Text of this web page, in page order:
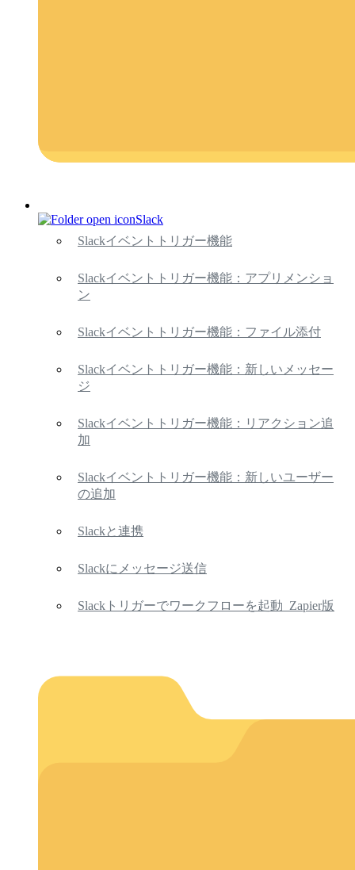
Slack
Slackイベントトリガー機能
Slackイベントトリガー機能：アプリメンショ
ン
Slackイベントトリガー機能：ファイル添付
Slackイベントトリガー機能：新しいメッセー
ジ
Slackイベントトリガー機能：リアクション追
加
Slackイベントトリガー機能：新しいユーザー
の追加
Slackと連携
Slackにメッセージ送信
Slackトリガーでワークフローを起動_Zapier版